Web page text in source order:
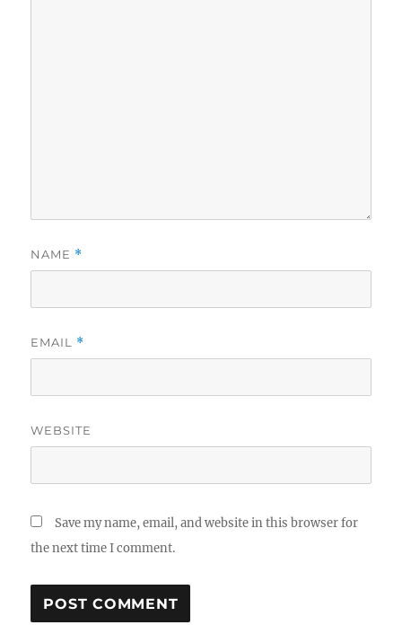
NAME *
EMAIL *
WEBSITE
Save my name, email, and website in this browser for
the next time I comment.